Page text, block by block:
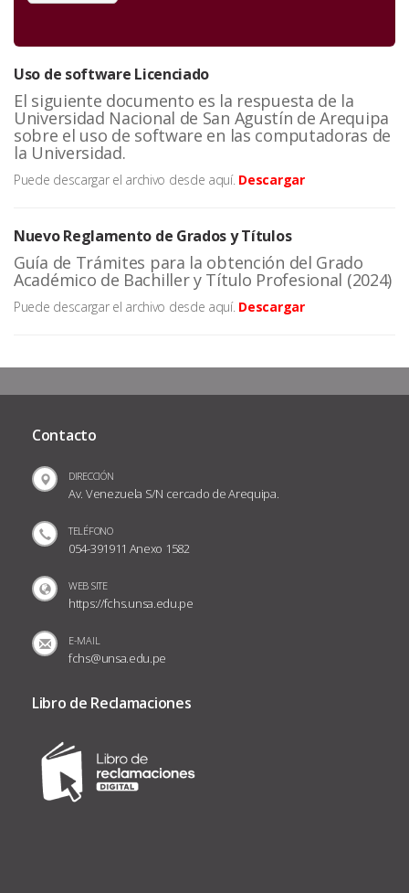
Uso de software Licenciado
El siguiente documento es la respuesta de la
Universidad Nacional de San Agustín de Arequipa
sobre el uso de software en las computadoras de
la Universidad.
Puede descargar el archivo desde aquí. Descargar
Nuevo Reglamento de Grados y Títulos
Guía de Trámites para la obtención del Grado
Académico de Bachiller y Título Profesional (2024)
Puede descargar el archivo desde aquí. Descargar
Contacto
DIRECCIÓN
Av. Venezuela S/N cercado de Arequipa.
TELÉFONO
054-391911 Anexo 1582
WEB SITE
https://fchs.unsa.edu.pe
E-MAIL
fchs@unsa.edu.pe
Libro de Reclamaciones